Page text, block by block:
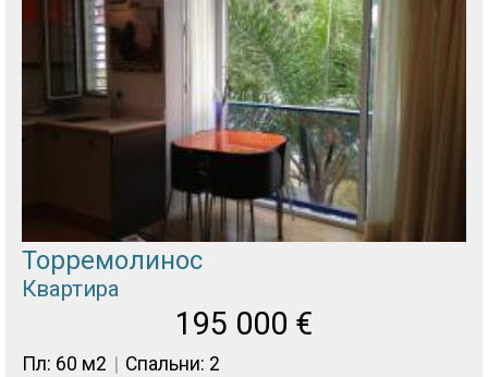
Торремолинос
Квартира
195 000 €
Пл: 60 м2 Спальни: 2